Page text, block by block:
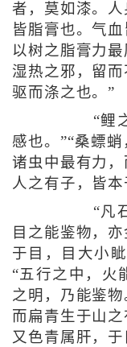
者，莫如漆。人
皆脂膏也。气
以树之脂膏力
湿热之邪，留
驱而涤之也。”
“鲤之
感也。”“桑螵
诸虫中最有力，
人之有子，皆
“凡石
目之能鉴物，
于目，目大小
“五行之中，火
之明，乃能鉴
而扁青生于山
又色青属肝，